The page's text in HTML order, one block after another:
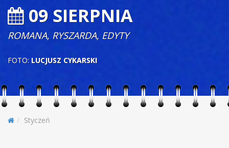
09 SIERPNIA
ROMANA, RYSZARDA, EDYTY
FOTO: LUCJUSZ CYKARSKI
Styczeń